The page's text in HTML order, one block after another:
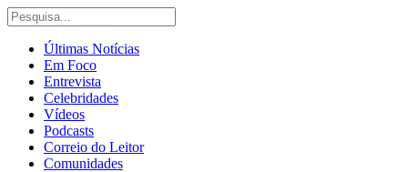
Últimas Notícias
Em Foco
Entrevista
Celebridades
Vídeos
Podcasts
Correio do Leitor
Comunidades